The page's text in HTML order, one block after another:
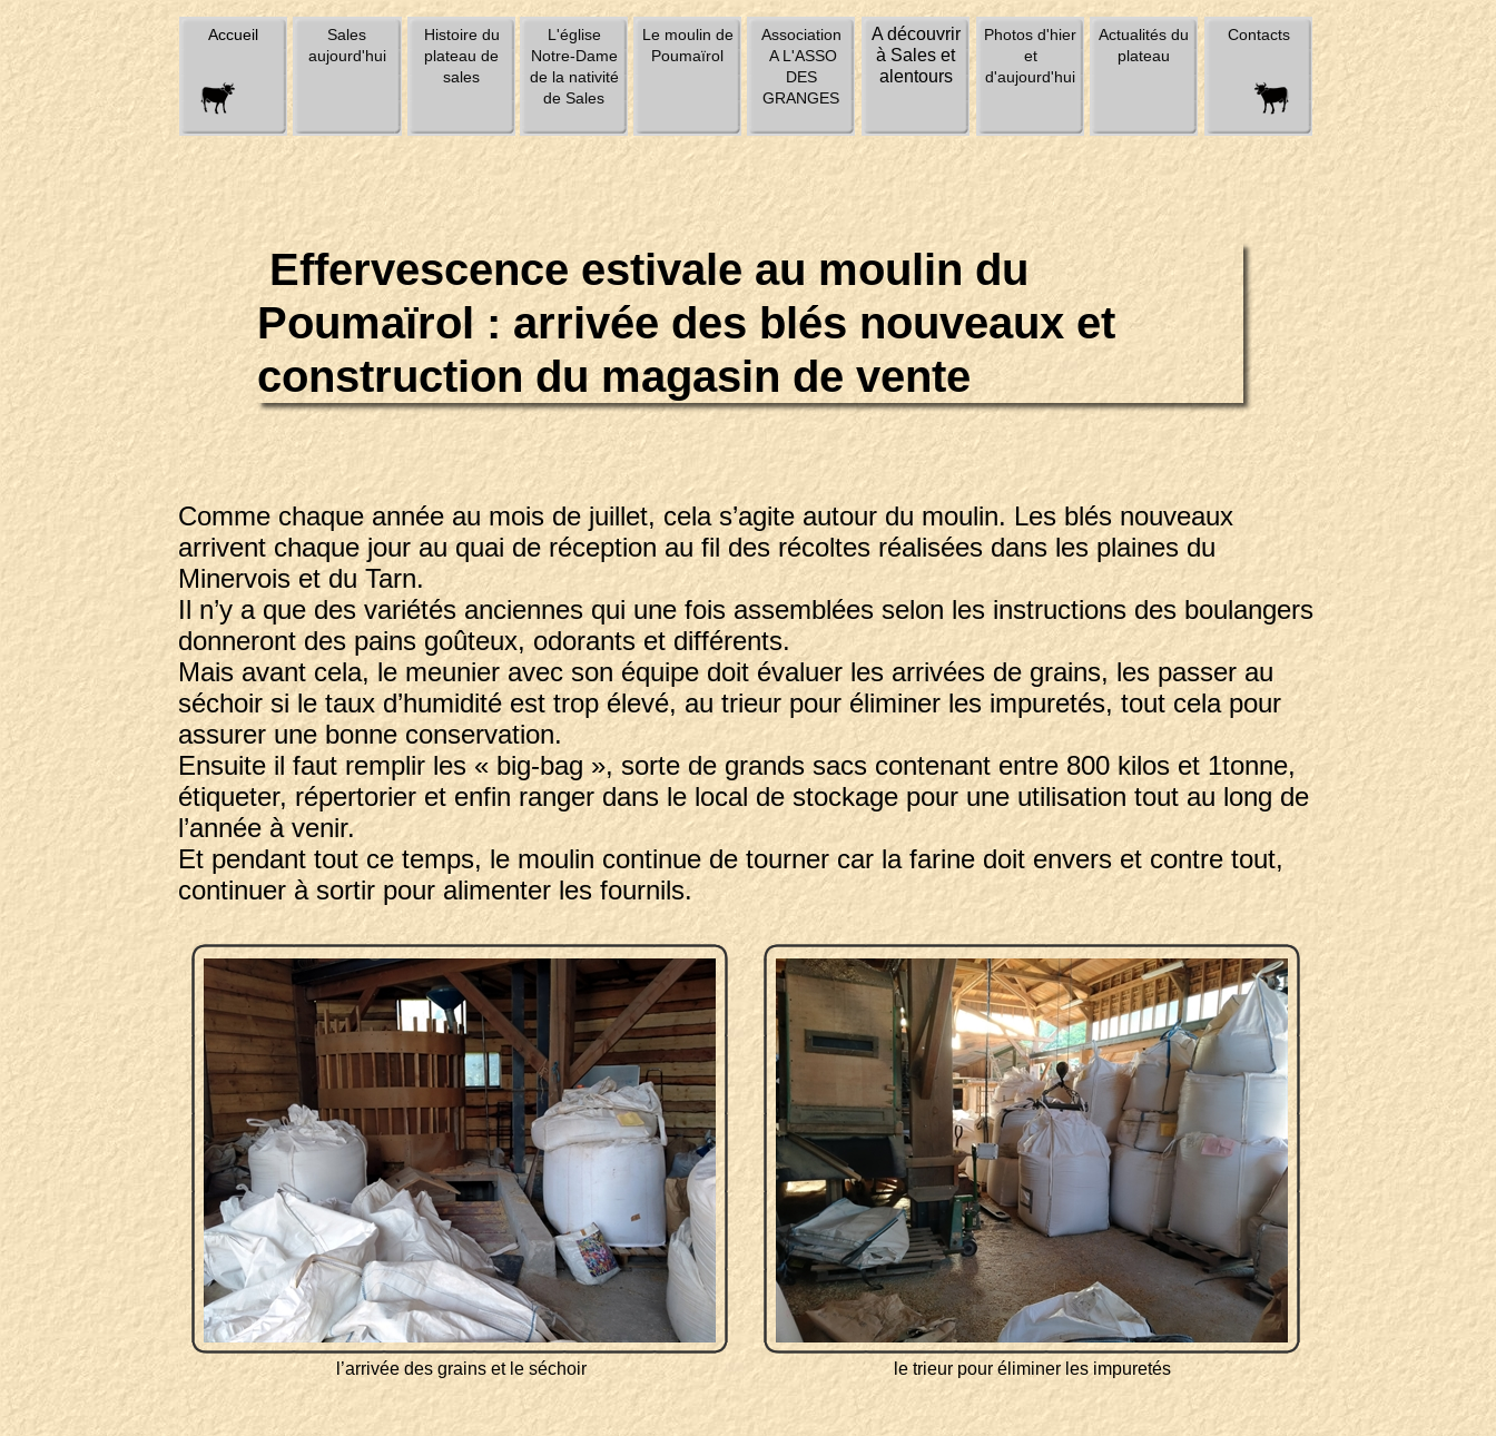
Accueil
Sales
aujourd'hui
Histoire du
plateau de
sales
L'église
Notre-Dame
de la nativité
de Sales
Le moulin de
Poumaïrol
Association
A L'ASSO
DES
GRANGES
A découvrir
à Sales et
alentours
Photos d'hier
et
d'aujourd'hui
Actualités du
plateau
Contacts
Effervescence estivale au moulin du
Poumaïrol : arrivée des blés nouveaux et
construction du magasin de vente
Comme chaque année au mois de juillet, cela s’agite autour du moulin. Les blés nouveaux
arrivent chaque jour au quai de réception au fil des récoltes réalisées dans les plaines du
Minervois et du Tarn.
Il n’y a que des variétés anciennes qui une fois assemblées selon les instructions des boulangers
donneront des pains goûteux, odorants et différents.
Mais avant cela, le meunier avec son équipe doit évaluer les arrivées de grains, les passer au
séchoir si le taux d’humidité est trop élevé, au trieur pour éliminer les impuretés, tout cela pour
assurer une bonne conservation.
Ensuite il faut remplir les « big-bag », sorte de grands sacs contenant entre 800 kilos et 1tonne,
étiqueter, répertorier et enfin ranger dans le local de stockage pour une utilisation tout au long de
l’année à venir.
Et pendant tout ce temps, le moulin continue de tourner car la farine doit envers et contre tout,
continuer à sortir pour alimenter les fournils.
l’arrivée des grains et le séchoir le trieur pour éliminer les impuretés